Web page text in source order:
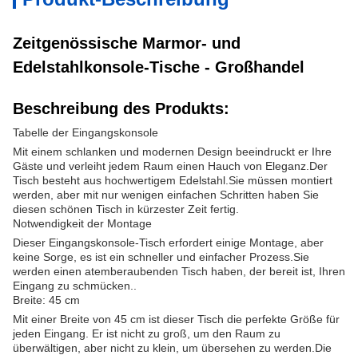
Zeitgenössische Marmor- und
Edelstahlkonsole-Tische - Großhandel
Beschreibung des Produkts:
Tabelle der Eingangskonsole
Mit einem schlanken und modernen Design beeindruckt er Ihre
Gäste und verleiht jedem Raum einen Hauch von Eleganz.Der
Tisch besteht aus hochwertigem Edelstahl.Sie müssen montiert
werden, aber mit nur wenigen einfachen Schritten haben Sie
diesen schönen Tisch in kürzester Zeit fertig.
Notwendigkeit der Montage
Dieser Eingangskonsole-Tisch erfordert einige Montage, aber
keine Sorge, es ist ein schneller und einfacher Prozess.Sie
werden einen atemberaubenden Tisch haben, der bereit ist, Ihren
Eingang zu schmücken..
Breite: 45 cm
Mit einer Breite von 45 cm ist dieser Tisch die perfekte Größe für
jeden Eingang. Er ist nicht zu groß, um den Raum zu
überwältigen, aber nicht zu klein, um übersehen zu werden.Die